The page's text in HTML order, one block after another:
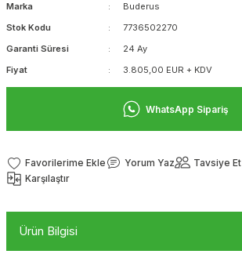
Marka
Buderus
Stok Kodu
7736502270
Garanti Süresi
24 Ay
Fiyat
3.805,00 EUR + KDV
WhatsApp Sipariş
Yorum Yaz Tavsiye Et
Karşılaştır
Ürün Bilgisi